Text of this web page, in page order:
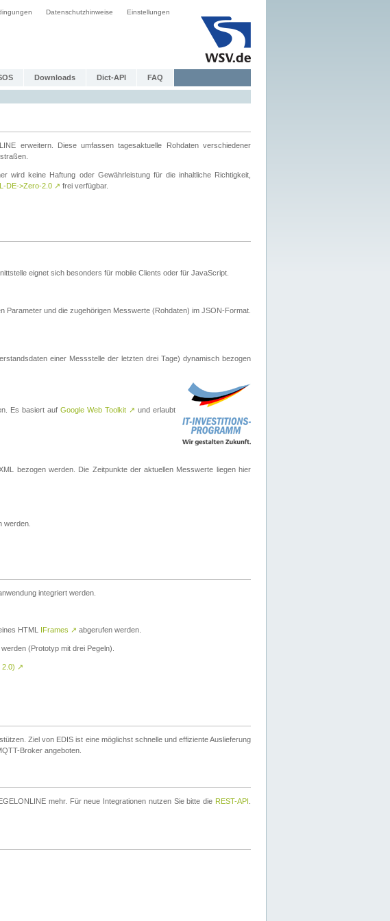
Datenschutzhinweise Einstellungen
Downloads Dict-API FAQ
erweitern. Diese umfassen tagesaktuelle Rohdaten verschiedener
wird keine Haftung oder Gewährleistung für die inhaltliche Richtigkeit,
DE->Zero-2.0 ↗ frei verfügbar.
eignet sich besonders für mobile Clients oder für JavaScript.
Parameter und die zugehörigen Messwerte (Rohdaten) im JSON-Format.
einer Messstelle der letzten drei Tage) dynamisch bezogen
Es basiert auf Google Web Toolkit ↗ und erlaubt
bezogen werden. Die Zeitpunkte der aktuellen Messwerte liegen hier
werden.
integriert werden.
HTML IFrames ↗ abgerufen werden.
(Prototyp mit drei Pegeln).
2.0) ↗
Ziel von EDIS ist eine möglichst schnelle und effiziente Auslieferung
Broker angeboten.
mehr. Für neue Integrationen nutzen Sie bitte die REST-API